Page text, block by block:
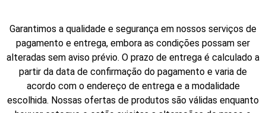
Garantimos a qualidade e segurança em nossos serviços de
pagamento e entrega, embora as condições possam ser
alteradas sem aviso prévio. O prazo de entrega é calculado a
partir da data de confirmação do pagamento e varia de
acordo com o endereço de entrega e a modalidade
escolhida. Nossas ofertas de produtos são válidas enquanto